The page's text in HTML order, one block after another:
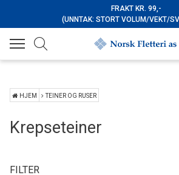
FRAKT KR. 99,-
(UNNTAK: STORT VOLUM/VEKT/
HJEM TEINER OG RUSER
Krepseteiner
FILTER